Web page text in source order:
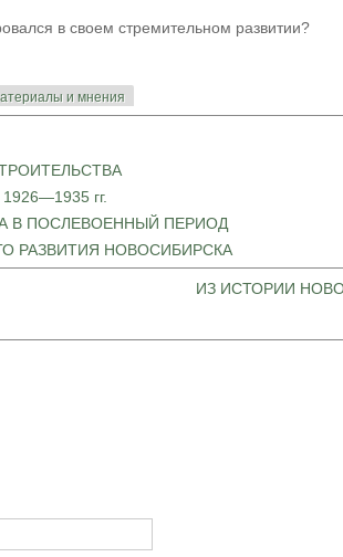
в своем стремительном развитии?
и мнения
гг.
В ПОСЛЕВОЕННЫЙ ПЕРИОД
РАЗВИТИЯ НОВОСИБИРСКА
ИЗ ИСТОРИИ